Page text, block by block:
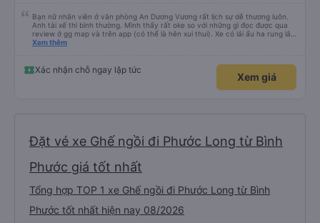
Bạn nữ nhân viên ở văn phòng An Dương Vương rất lịch sự dễ thương luôn.
Anh tài xế thì bình thường. Mình thấy rất oke so với những gì đọc được qua
review ở gg map và trên app (có thể là hên xui thui). Xe có lái ẩu ha rung lắc
hay không thì cũng ko rõ tại mình say xe nên ngủ ko à
Xem thêm
Xác nhận chỗ ngay lập tức
Xem giá
Đặt vé xe Ghế ngồi đi Phước Long từ Bình
Phước giá tốt nhất
Tổng hợp TOP 1 xe Ghế ngồi đi Phước Long từ Bình
Phước tốt nhất hiện nay 08/2026